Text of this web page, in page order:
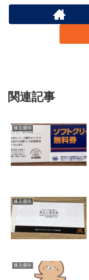
関連記事
株主優待
株主優待
株主優待